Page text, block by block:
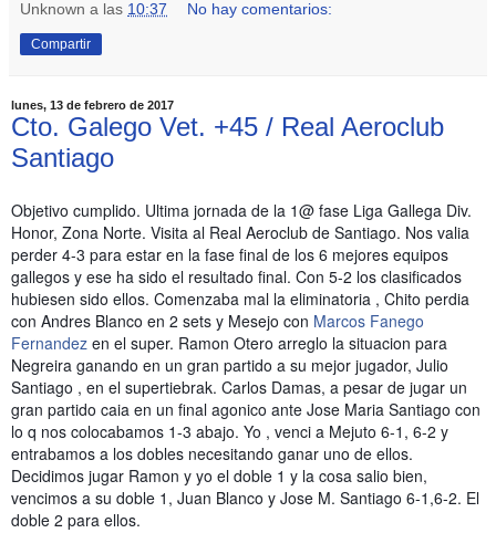
Unknown a las 10:37 No hay comentarios:
Compartir
lunes, 13 de febrero de 2017
Cto. Galego Vet. +45 / Real Aeroclub
Santiago
Objetivo cumplido. Ultima jornada de la 1@ fase Liga Gallega Div.
Honor, Zona Norte. Visita al Real Aeroclub de Santiago. Nos valia
perder 4-3 para estar en la fase final de los 6 mejores equipos
gallegos y ese ha sido el resultado final. Con 5-2 los clasificados
hubiesen sido ellos. Comenzaba mal la eliminatoria , Chito perdia
con Andres Blanco en 2 sets y Mesejo con Marcos Fanego
Fernandez en el super. Ramon Otero arreglo la situacion para
Negreira ganando en un gran partido a su mejor jugador, Julio
Santiago , en el supertiebrak. Carlos Damas, a pesar de jugar un
gran partido caia en un final agonico ante Jose Maria Santiago con
lo q nos colocabamos 1-3 abajo. Yo , venci a Mejuto 6-1, 6-2 y
entrabamos a los dobles necesitando ganar uno de ellos.
Decidimos jugar Ramon y yo el doble 1 y la cosa salio bien,
vencimos a su doble 1, Juan Blanco y Jose M. Santiago 6-1,6-2. El
doble 2 para ellos.